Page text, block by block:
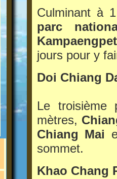
Culminant à
parc
Kampaengpet
jours pour y
Doi Chiang
Le
mètres,
Chiang Mai
sommet.
Khao Chang